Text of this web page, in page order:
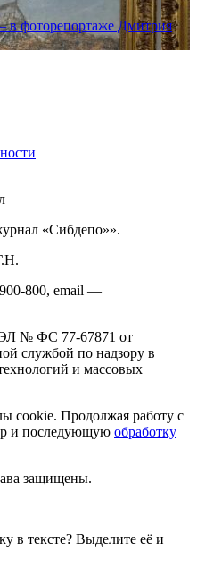
в фоторепортаже Дмитрия
«Сибдепо»».
800, email —
№ ФС 77-67871 от
службой по надзору в
и массовых
cookie. Продолжая работу с
и последующую обработку
защищены.
в тексте? Выделите её и